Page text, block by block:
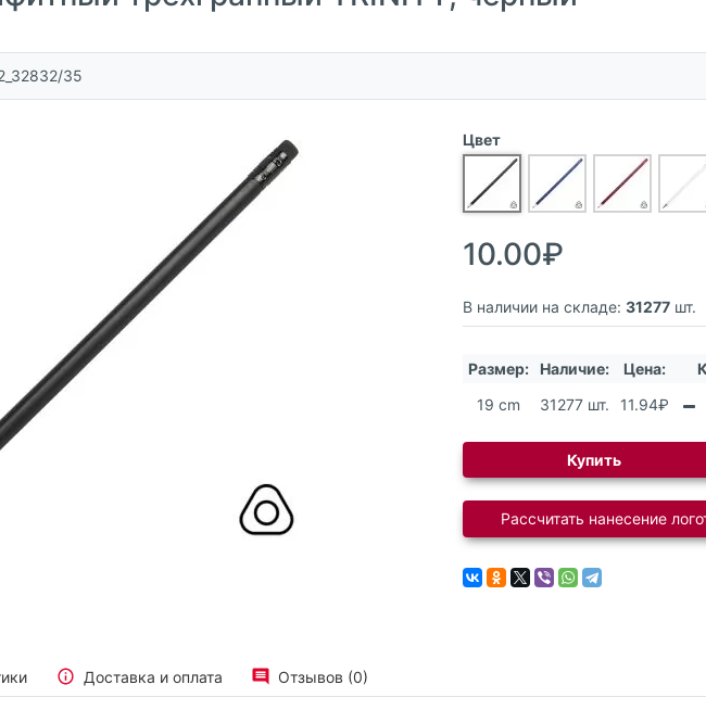
35
Цвет
10.00₽
В наличии на складе: 31277 шт.
Размер: Наличие: Цена:
19 cm
31277 шт. 11.94₽
Купить
Рассчитать нанесение
Доставка и оплата Отзывов (0)